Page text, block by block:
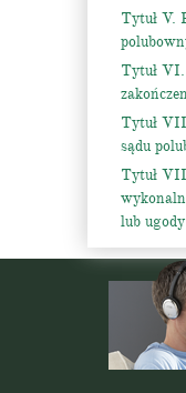
Tytuł V.
Tytuł
Tytuł
sądu
Tytuł
lub